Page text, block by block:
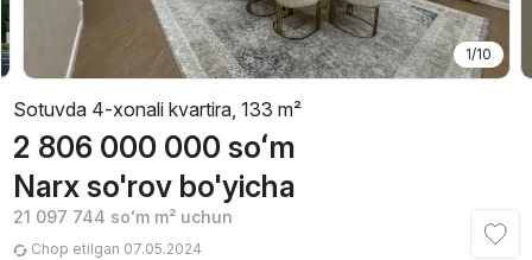
1/10
Sotuvda 4-xonali kvartira, 133 m²
2 806 000 000 soʻm
Narx so'rov bo'yicha
21 097 744 soʻmm² uchun
Chop etilgan 07.05.2024